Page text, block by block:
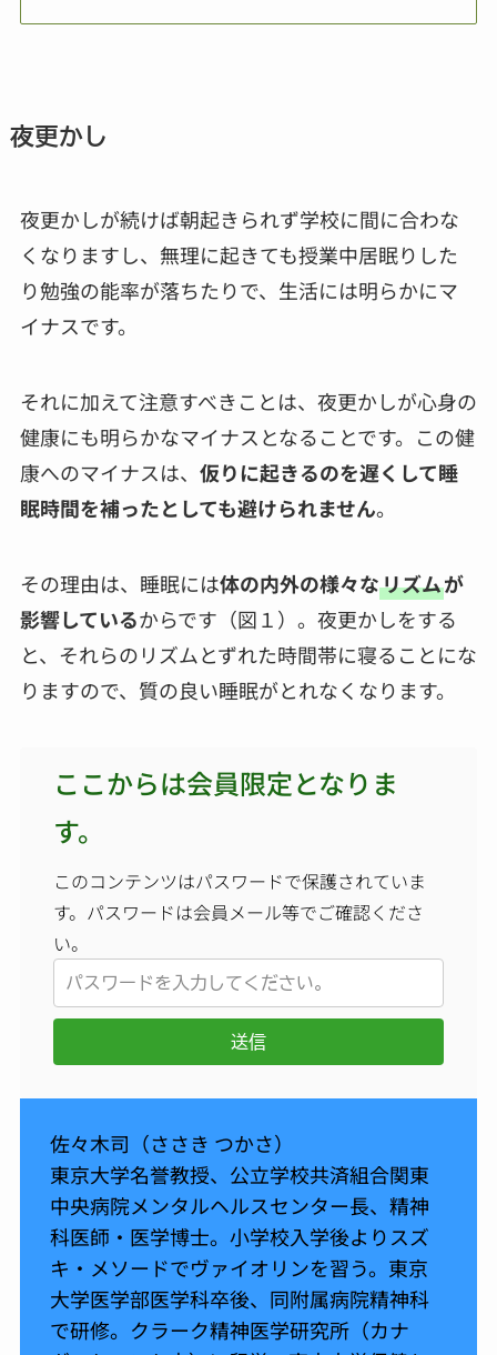
夜更かし
夜更かしが続けば朝起きられず学校に間に合わな
くなりますし、無理に起きても授業中居眠りした
り勉強の能率が落ちたりで、生活には明らかにマ
イナスです。
それに加えて注意すべきことは、夜更かしが心身の
健康にも明らかなマイナスとなることです。この健
康へのマイナスは、 仮りに起きるのを遅くして睡
眠時間を補ったとしても避けられません。
その理由は、睡眠には体の内外の様々なリズムが
影響しているからです（図１）。夜更かしをする
と、それらのリズムとずれた時間帯に寝ることにな
りますので、質の良い睡眠がとれなくなります。
ここからは会員限定となりま
す。
このコンテンツはパスワードで保護されていま
す。パスワードは会員メール等でご確認くださ
い。
送信
佐々木司（ささき つかさ）
東京大学名誉教授、公立学校共済組合関東
中央病院メンタルヘルスセンター長、精神
科医師・医学博士。小学校入学後よりスズ
キ・メソードでヴァイオリンを習う。東京
大学医学部医学科卒後、同附属病院精神科
で研修。クラーク精神医学研究所（カナ